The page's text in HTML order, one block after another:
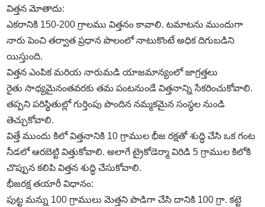
విత్తన మోతాదు:
ఎకరానికి 150-200 గ్రాలము విత్తనం కావాలి. టమాటను ముందుగా
నారు పెంచి తర్వాత ప్రధాన పొలంలో నాటుకొంటే అధిక దిగుబడిని
యిస్తుంది.
విత్తన ఎంపిక మరియ నారుమడి యాజమాన్యంలో జాగ్రత్తలు
రైతు సాధ్యమైనంతవరకు తమ పంటనుండే విత్తనాన్ని సేకరించుకోవాలి.
తప్పని పరిస్థితుల్లో గుర్తింపు పొందిన నమ్మకమైన సంస్థల నుండి
తెచ్చుకోవాలి.
విత్తే ముందు కిలో విత్తనానికి 10 గ్రాముల భీజ రక్షతో శుద్ధి చేసి ఒక గంట
నీడలో ఆరబెట్టి విత్తుకోవాలి. అలాగే ట్రైకోడెర్మా విరిడి 5 గ్రాముల కిలోకి
చొప్పున కలిపి విత్తన శుద్ధి చేసుకోవాలి.
భీజరక్ష తయారీ విధానం:
పుట్ట మన్ను 100 గ్రాములు మెత్తని పొడిగా చేసి దానికి 100 గ్రా. కట్టె